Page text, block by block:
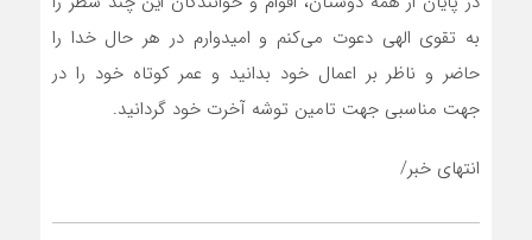
به تقوی الهی دعوت می‌کنم و امیدوارم در هر حال خدا را
حاضر و ناظر بر اعمال خود بدانید و عمر کوتاه خود را در
جهت مناسبی جهت تامین توشه آخرت خود گردانید.
انتهای خبر/